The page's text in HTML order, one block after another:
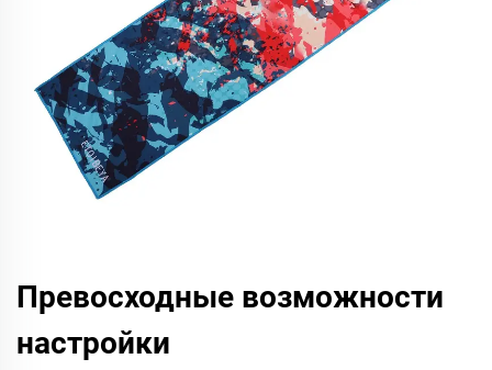
Превосходные возможности
настройки